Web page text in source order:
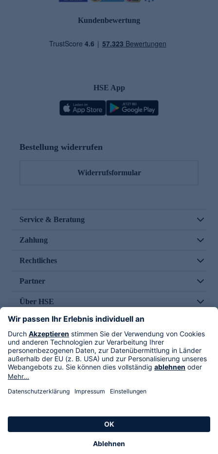
Kundenbewertung
HSE App
Bestellung widerrufen
Widerrufsformular
Service & Beratung
Zahlung
Rechtliches
Partner
Über HSE
Im TV
HSE International